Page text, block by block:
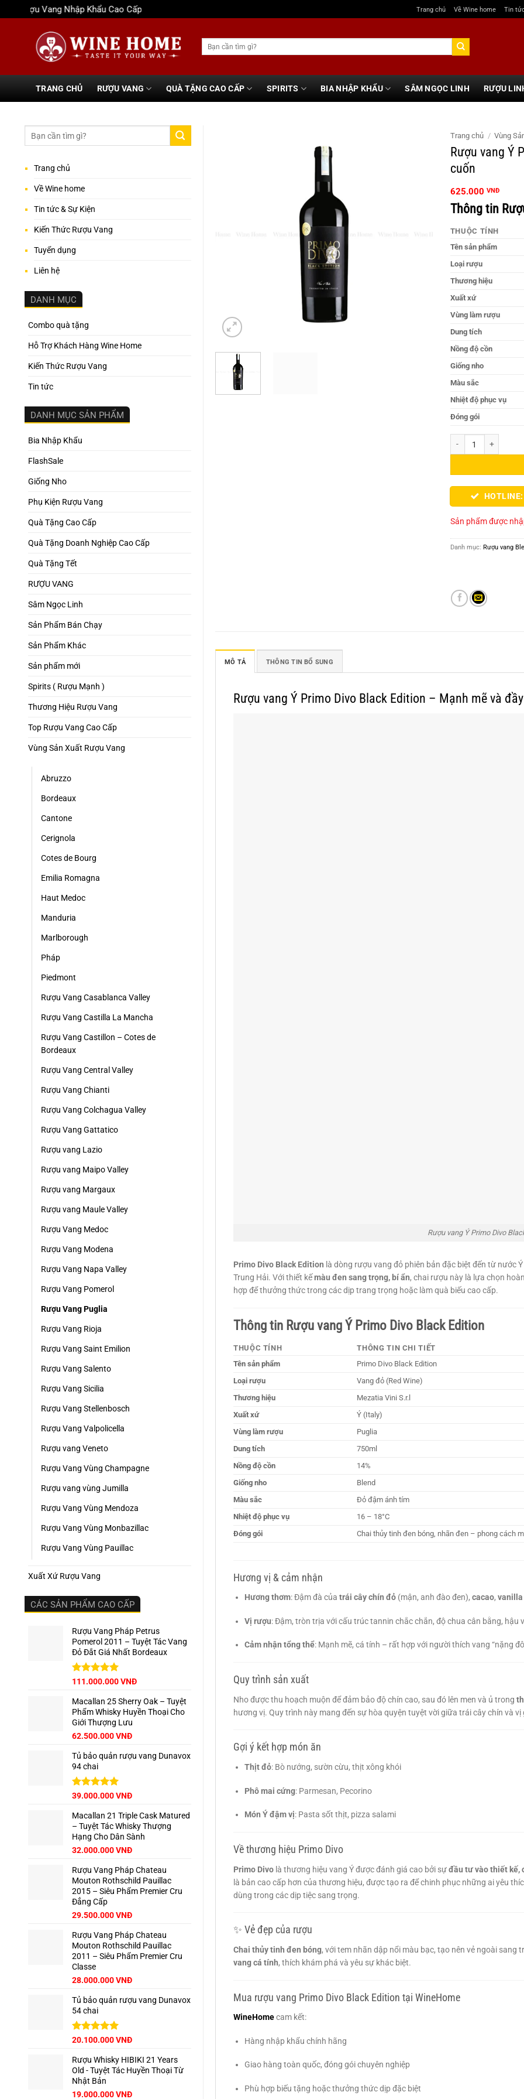
qua
Vang Nhập Khẩu Cao Cấp Trang chủ Về Wine home Tin
Tìm
kiếm:
TRANG CHỦ RƯỢU VANG QUÀ TẶNG CAO CẤP SPIRITS BIA NHẬP KHẨU SÂM NGỌC LINH RƯỢU
Trang chủ
Về Wine home
Tin tức & Sự Kiện
Kiến Thức Rượu Vang
Tuyển dụng
Liên hệ
DANH MỤC
Combo quà tặng
Hỗ Trợ Khách Hàng Wine Home
Kiến Thức Rượu Vang
Tin tức
DANH MỤC SẢN PHẨM
Bia Nhập Khẩu
FlashSale
Giống Nho
Phụ Kiện Rượu Vang
Quà Tặng Cao Cấp
Quà Tặng Doanh Nghiệp Cao Cấp
Quà Tặng Tết
RƯỢU VANG
Sâm Ngọc Linh
Sản Phẩm Bán Chạy
Sản Phẩm Khác
Sản phẩm mới
Spirits ( Rượu Mạnh )
Thương Hiệu Rượu Vang
Top Rượu Vang Cao Cấp
Vùng Sản Xuất Rượu Vang
Abruzzo
Bordeaux
Cantone
Cerignola
Cotes de Bourg
Emilia Romagna
Haut Medoc
Manduria
Marlborough
Pháp
Piedmont
Rượu Vang Casablanca Valley
Rượu Vang Castilla La Mancha
Rượu Vang Castillon – Cotes de
Bordeaux
Rượu Vang Central Valley
Rượu Vang Chianti
Rượu Vang Colchagua Valley
Rượu Vang Gattatico
Rượu vang Lazio
Rượu vang Maipo Valley
Rượu vang Margaux
Rượu vang Maule Valley
Rượu Vang Medoc
Rượu Vang Modena
Rượu Vang Napa Valley
Rượu Vang Pomerol
Rượu Vang Puglia
Rượu Vang Rioja
Rượu Vang Saint Emilion
Rượu Vang Salento
Rượu Vang Sicilia
Rượu Vang Stellenbosch
Rượu Vang Valpolicella
Rượu vang Veneto
Rượu Vang Vùng Champagne
Rượu vang vùng Jumilla
Rượu Vang Vùng Mendoza
Rượu Vang Vùng Monbazillac
Rượu Vang Vùng Pauillac
Xuất Xứ Rượu Vang
CÁC SẢN PHẨM CAO CẤP
Rượu Vang Pháp Petrus
Pomerol 2011 – Tuyệt Tác Vang
Đỏ Đắt Giá Nhất Bordeaux
Được xếp
5 sao
Giá
là:
125.000.000 VNĐ.
111.000.000VNĐGiá
tại
là:
Macallan 25 Sherry Oak – Tuyệt
Phẩm Whisky Huyền Thoại Cho
Giới Thượng Lưu
Giá
là:
65.000.000 VNĐ.
62.500.000VNĐGiá
tại
Tủ bảo quản rượu vang Dunavox
94 chai
Được xếp
5 sao
Giá
là:
42.500.000 VNĐ.
39.000.000VNĐGiá
tại
là:
39.000.000 VNĐ.
Macallan 21 Triple Cask Matured
– Tuyệt Tác Whisky Thượng
Hạng Cho Dân Sành
Giá
là:
35.000.000 VNĐ.
32.000.000VNĐGiá
tại
là:
32.000.000 VNĐ.
Rượu Vang Pháp Chateau
Mouton Rothschild Pauillac
2015 – Siêu Phẩm Premier Cru
Đẳng Cấp
29.500.000VNĐ
Rượu Vang Pháp Chateau
Mouton Rothschild Pauillac
2011 – Siêu Phẩm Premier Cru
Classe
28.000.000VNĐ
Tủ bảo quản rượu vang Dunavox
54 chai
Được xếp
5 sao
Giá
là:
22.500.000 VNĐ.
20.100.000VNĐGiá
tại
là:
Rượu Whisky HIBIKI 21 Years
Old - Tuyệt Tác Huyền Thoại Từ
Nhật Bản
Giá
19.000.000VNĐGiá
Trang chủ / Vùng
Rượu vang Ý
cuốn
625.000 VNĐ
Thông tin
THUỘC TÍNH
Tên sản phẩm
Loại rượu
Thương hiệu
Xuất xứ
Vùng làm rượu
Dung tích
Nồng độ cồn
Giống nho
Màu sắc
Nhiệt độ phục vụ
Đóng gói
Sản phẩm được
Danh mục: Rượu vang
MÔ TẢ THÔNG TIN BỔ SUNG
Rượu vang Ý Primo Divo Black Edition – Mạnh mẽ và
Rượu vang Ý Primo Divo
Primo Divo Black Edition là dòng rượu vang đỏ phiên bản đặc biệt đến từ nước
Trung Hải. Với thiết kếmàu đen sang trọng, bí ẩn, chai rượu này là lựa chọn
hợp để thưởng thức trong các dịp trang trọng hoặc làm quà biếu cao cấp.
Thông tin Rượu vang Ý Primo Divo Black Edition
THUỘC TÍNH
THÔNG TIN CHI TIẾT
Tên sản phẩm
Primo Divo Black Edition
Loại rượu
Vang đỏ (Red Wine)
Thương hiệu
Mezatia Vini S.r.l
Xuất xứ
Ý (Italy)
Vùng làm rượu
Puglia
Dung tích
750ml
Nồng độ cồn
14%
Giống nho
Blend
Màu sắc
Đỏ đậm ánh tím
Nhiệt độ phục vụ
16 – 18°C
Đóng gói
Chai thủy tinh đen bóng, nhãn đen – phong cách
Hương vị & cảm nhận
Hương thơm: Đậm đà của trái cây chín đỏ(mận, anh đào đen), cacao, vanilla
Vị rượu: Đậm, tròn trịa với cấu trúc tannin chắc chắn, độ chua cân bằng, hậu
Cảm nhận tổng thể: Mạnh mẽ, cá tính – rất hợp với người thích vang “nặng
Quy trình sản xuất
Nho được thu hoạch muộn để đảm bảo độ chín cao, sau đó lên men và ủ trong
hương vị. Quy trình này mang đến sự hòa quyện tuyệt vời giữa trái cây chín và vị
Gợi ý kết hợp món ăn
Thịt đỏ: Bò nướng, sườn cừu, thịt xông khói
Phô mai cứng: Parmesan, Pecorino
Món Ý đậm vị: Pasta sốt thịt, pizza salami
Về thương hiệu Primo Divo
Primo Divo là thương hiệu vang Ý được đánh giá cao bởi sựđầu tư vào thiết kế,
là bản cao cấp hơn của thương hiệu, được tạo ra để chinh phục những ai yêu
dùng trong các dịp tiệc sang trọng.
✨ Vẻ đẹp của rượu
Chai thủy tinh đen bóng, với tem nhãn dập nổi màu bạc, tạo nên vẻ ngoài sang
vang cá tính, thích khám phá và yêu sự khác biệt.
Mua rượu vang Primo Divo Black Edition tại WineHome
WineHomecam kết:
Hàng nhập khẩu chính hãng
Giao hàng toàn quốc, đóng gói chuyên nghiệp
Phù hợp biếu tặng hoặc thưởng thức dịp đặc biệt